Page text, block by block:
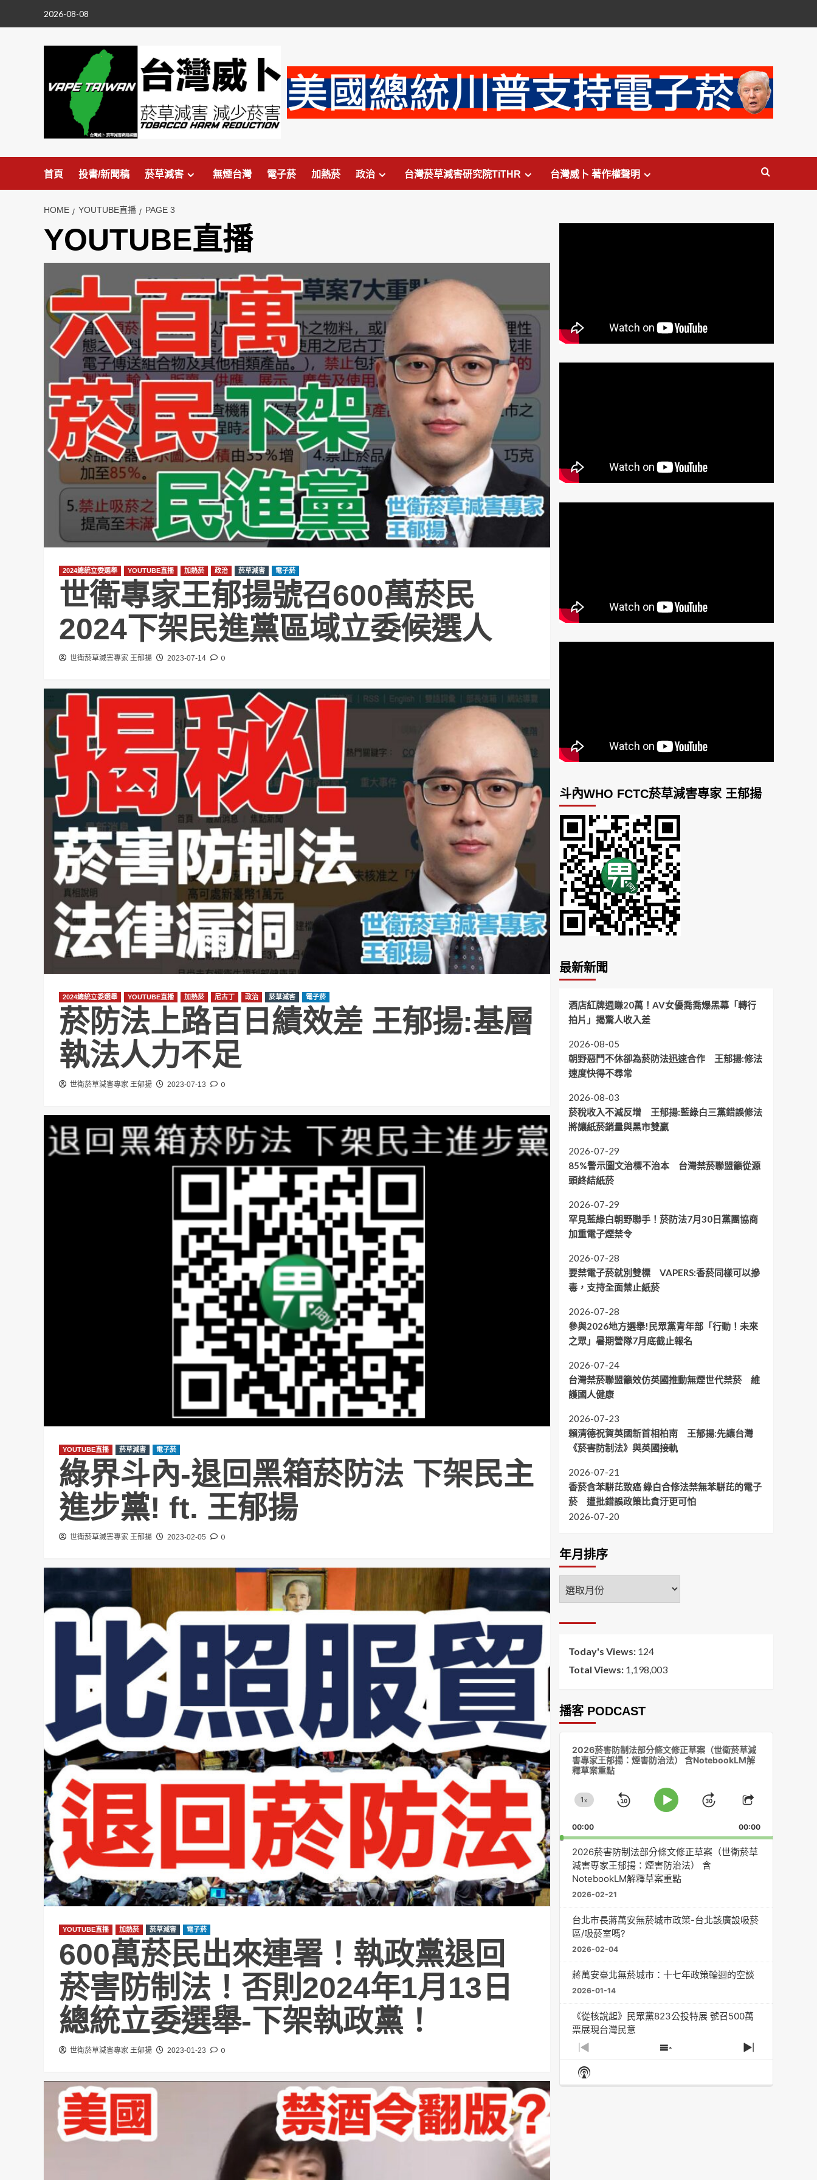
2026-08-08
首頁 投書/新聞稿 菸草減害 無煙台灣 電子菸 加熱菸 政治 台灣菸草減害研究院TiTHR 台灣威卜 著作權聲明
HOME YOUTUBE直播 PAGE 3
YOUTUBE直播
2024總統立委選舉 YOUTUBE直播 加熱菸 政治 菸草減害 電子菸
世衛專家王郁揚號召600萬菸民
2024下架民進黨區域立委候選人
世衛菸草減害專家 王郁揚 2023-07-14 0
2024總統立委選舉 YOUTUBE直播 加熱菸 尼古丁 政治 菸草減害 電子菸
菸防法上路百日績效差 王郁揚:基層
執法人力不足
世衛菸草減害專家 王郁揚 2023-07-13 0
YOUTUBE直播 菸草減害 電子菸
綠界斗內-退回黑箱菸防法 下架民主
進步黨! ft. 王郁揚
世衛菸草減害專家 王郁揚 2023-02-05 0
YOUTUBE直播 加熱菸 菸草減害 電子菸
600萬菸民出來連署！執政黨退回
菸害防制法！否則2024年1月13日
總統立委選舉-下架執政黨！
世衛菸草減害專家 王郁揚 2023-01-23 0
斗內WHO FCTC菸草減害專家 王郁揚
最新新聞
酒店紅牌週賺20萬！AV女優喬喬爆黑幕「轉行
拍片」揭驚人收入差
2026-08-05
朝野惡鬥不休卻為菸防法迅速合作 王郁揚:修法
速度快得不尋常
2026-08-03
菸稅收入不減反增 王郁揚:藍綠白三黨錯誤修法
將讓紙菸銷量與黑市雙贏
2026-07-29
85%警示圖文治標不治本 台灣禁菸聯盟籲從源
頭終結紙菸
2026-07-29
罕見藍綠白朝野聯手！菸防法7月30日黨團協商
加重電子煙禁令
2026-07-28
要禁電子菸就別雙標 VAPERS:香菸同樣可以摻
毒，支持全面禁止紙菸
2026-07-28
參與2026地方選舉!民眾黨青年部「行動！未來
之眾」暑期營隊7月底截止報名
2026-07-24
台灣禁菸聯盟籲效仿英國推動無煙世代禁菸 維
護國人健康
2026-07-23
賴清德祝賀英國新首相柏南 王郁揚:先讓台灣
《菸害防制法》與英國接軌
2026-07-21
香菸含苯駢芘致癌 綠白合修法禁無苯駢芘的電子
菸 遭批錯誤政策比貪汙更可怕
2026-07-20
年月排序
年
月
Today's Views: 124
Total Views: 1,198,003
播客 PODCAST
2026菸害防制法部分條文修正草案（世衛菸草減
害專家王郁揚：煙害防治法） 含NotebookLM解
釋草案重點
Change
Rate
1x
Skip Play
Jump
Forward
Share
Episode
00:00 00:00
2026菸害防制法部分條文修正草案（世衛菸草
減害專家王郁揚：煙害防治法） 含
NotebookLM解釋草案重點
2026-02-21
台北市長蔣萬安無菸城市政策-台北該廣設吸菸
區/吸菸室嗎?
2026-02-04
蔣萬安臺北無菸城市：十七年政策輪迴的空談
2026-01-14
《從核說起》民眾黨823公投特展 號召500萬
票展現台灣民意
2025-08-11
大罷免凸 <726,823反罷免主題曲> #大展鴻圖
2025-07-05
Previous
Episode
Show
Episodes
Next
Episode
Show
Podcast